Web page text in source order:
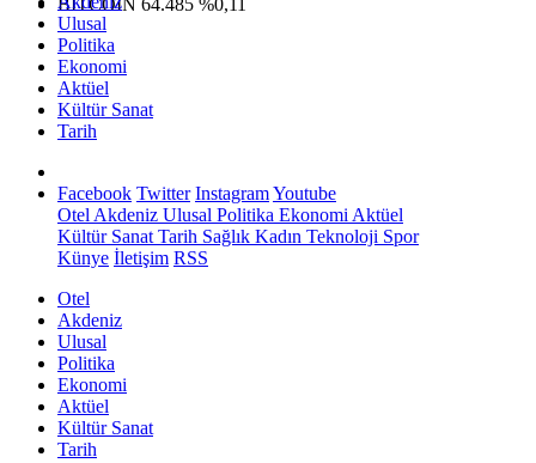
BITCOIN 64.485 %0,11
Ulusal
Politika
Ekonomi
Aktüel
Kültür Sanat
Tarih
Facebook Twitter InstagramYoutube
Otel Akdeniz Ulusal Politika Ekonomi Aktüel
Kültür Sanat Tarih Sağlık Kadın Teknoloji Spor
Künye İletişim RSS
Otel
Akdeniz
Ulusal
Politika
Ekonomi
Aktüel
Kültür Sanat
Tarih